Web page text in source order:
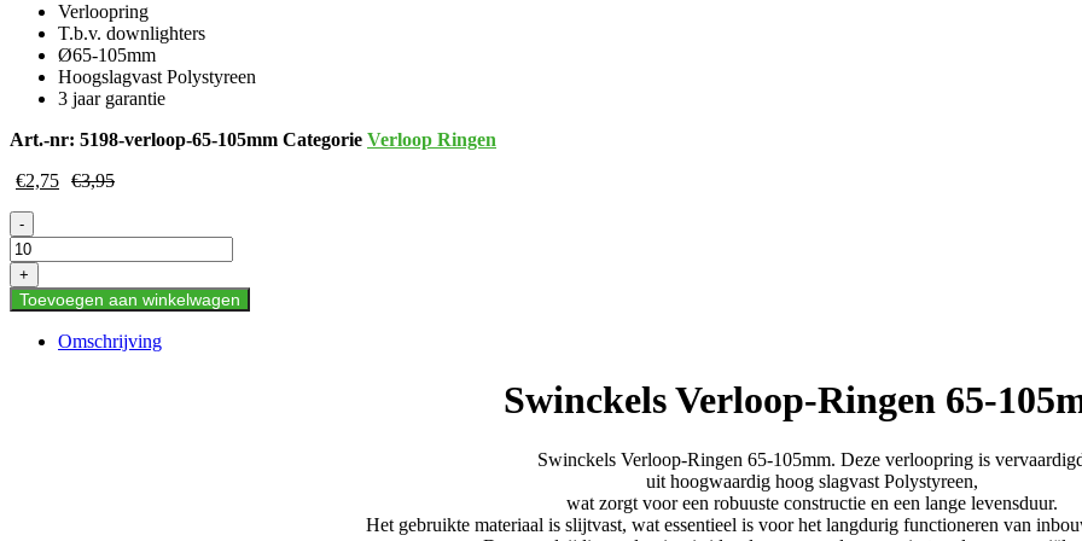
Verloopring
T.b.v. downlighters
Ø65-105mm
Hoogslagvast Polystyreen
3 jaar garantie
Art.-nr: 5198-verloop-65-105mm Categorie Verloop Ringen
€2,75 €3,95
Swinckels
Verloop-
Ringen
65-
105mm
-
+
Toevoegen aan winkelwagen
Omschrijving
Swinckels Verloop-Ringen 65-
Swinckels Verloop-Ringen 65-105mm. Deze verloopring is
uit hoogwaardig hoog slagvast Polystyreen,
wat zorgt voor een robuuste constructie en een lange levensduur.
Het gebruikte materiaal is slijtvast, wat essentieel is voor het langdurig functioneren van